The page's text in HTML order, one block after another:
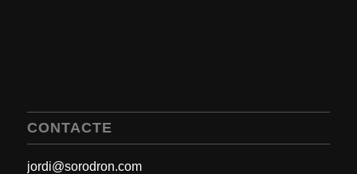
CONTACTE
jordi@sorodron.com